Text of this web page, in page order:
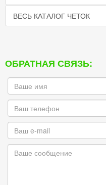
ВЕСЬ КАТАЛОГ ЧЕТОК
ОБРАТНАЯ СВЯЗЬ: